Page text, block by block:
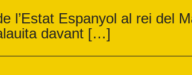
l’Estat Espanyol al rei del
davant […]